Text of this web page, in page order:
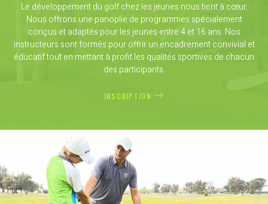
Le développement du golf chez les jeunes nous tient à cœur.
Nous offrons une panoplie de programmes spécialement
conçus et adaptés pour les jeunes entre 4 et 16 ans. Nos
instructeurs sont formés pour offrir un encadrement convivial et
éducatif tout en mettant à profit les qualités sportives de chacun
des participants.
INSCRIPTION